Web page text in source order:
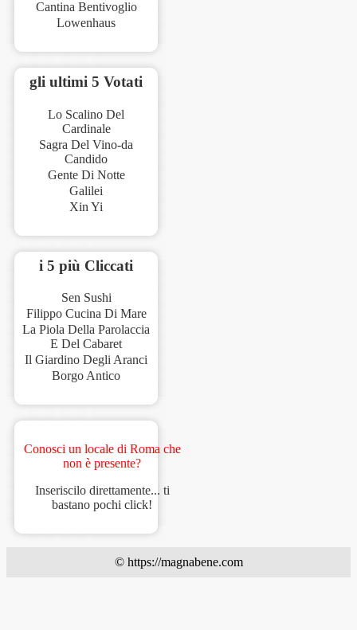
Cantina Bentivoglio
Lowenhaus
gli ultimi 5 Votati
Lo Scalino Del
Cardinale
Sagra Del Vino-da
Candido
Gente Di Notte
Galilei
Xin Yi
i 5 più Cliccati
Sen Sushi
Filippo Cucina Di Mare
La Piola Della Parolaccia
E Del Cabaret
Il Giardino Degli Aranci
Borgo Antico
Conosci un locale di Roma che
non è presente?
Inseriscilo direttamente... ti
bastano pochi click!
© https://magnabene.com